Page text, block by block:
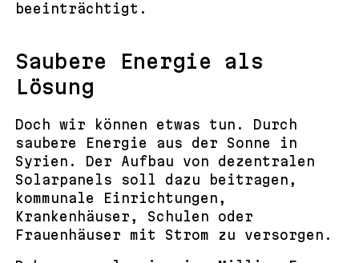
beeinträchtigt.
Saubere Energie als
Lösung
Doch wir können etwas tun. Durch
saubere Energie aus der Sonne in
Syrien. Der Aufbau von dezentralen
Solarpanels soll dazu beitragen,
kommunale Einrichtungen,
Krankenhäuser, Schulen oder
Frauenhäuser mit Strom zu versorgen.